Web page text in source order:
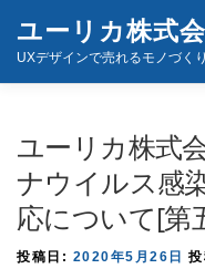
ユーリカ株式
UXデザインで売れるモノづく
ユーリカ株式
ナウイルス感
応について[第
投稿日: 2020年5月26日